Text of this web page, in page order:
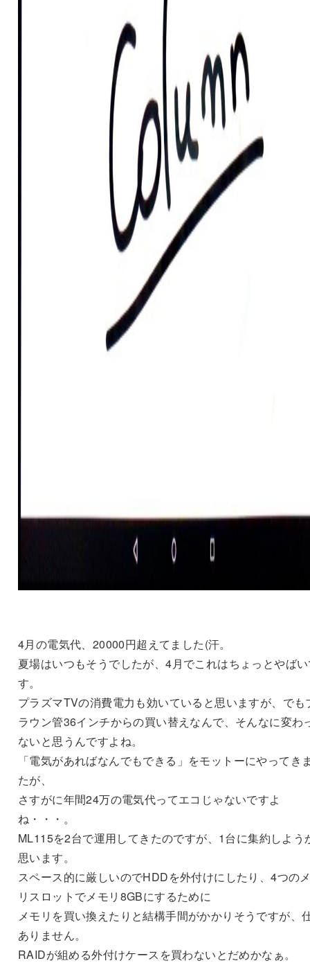
4月の電気代、20000円超えてました(汗。
夏場はいつもそうでしたが、4月でこれはちょっとやば
す。
プラズマTVの消費電力も効いていると思いますが、でも
ラウン管36インチからの買い替えなんで、そんなに変わ
ないと思うんですよね。
「電気があればなんでもできる」をモットーにやってき
たが、
さすがに年間24万の電気代ってエコじゃないですよ
ね・・・。
ML115を2台で運用してきたのですが、1台に集約しよう
思います。
スペース的に厳しいのでHDDを外付けにしたり、4つの
リスロットでメモリ8GBにするために
メモリを買い換えたりと結構手間がかかりそうですが、
ありません。
RAIDが組める外付けケースを買わないとだめかなぁ。